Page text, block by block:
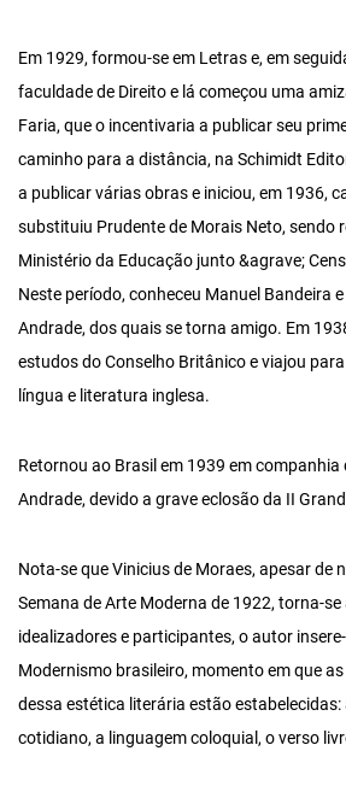
Em 1929, formou-se em Letras e, em
faculdade de Direito e lá começou uma
Faria, que o incentivaria a publicar seu
caminho para a distância, na Schimidt
a publicar várias obras e iniciou, em 1936,
substituiu Prudente de Morais Neto, sendo
Ministério da Educação junto &agrave;
Neste período, conheceu Manuel Bandeira
Andrade, dos quais se torna amigo. Em
estudos do Conselho Britânico e viajou
língua e literatura inglesa.
Retornou ao Brasil em 1939 em
Andrade, devido a grave eclosão da II
Nota-se que Vinicius de Moraes, apesar de
Semana de Arte Moderna de 1922, torna-
idealizadores e participantes, o autor
Modernismo brasileiro, momento em que
dessa estética literária estão
cotidiano, a linguagem coloquial, o verso